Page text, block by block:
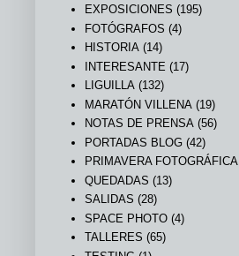
EXPOSICIONES (195)
FOTÓGRAFOS (4)
HISTORIA (14)
INTERESANTE (17)
LIGUILLA (132)
MARATÓN VILLENA (19)
NOTAS DE PRENSA (56)
PORTADAS BLOG (42)
PRIMAVERA FOTOGRÁFICA
QUEDADAS (13)
SALIDAS (28)
SPACE PHOTO (4)
TALLERES (65)